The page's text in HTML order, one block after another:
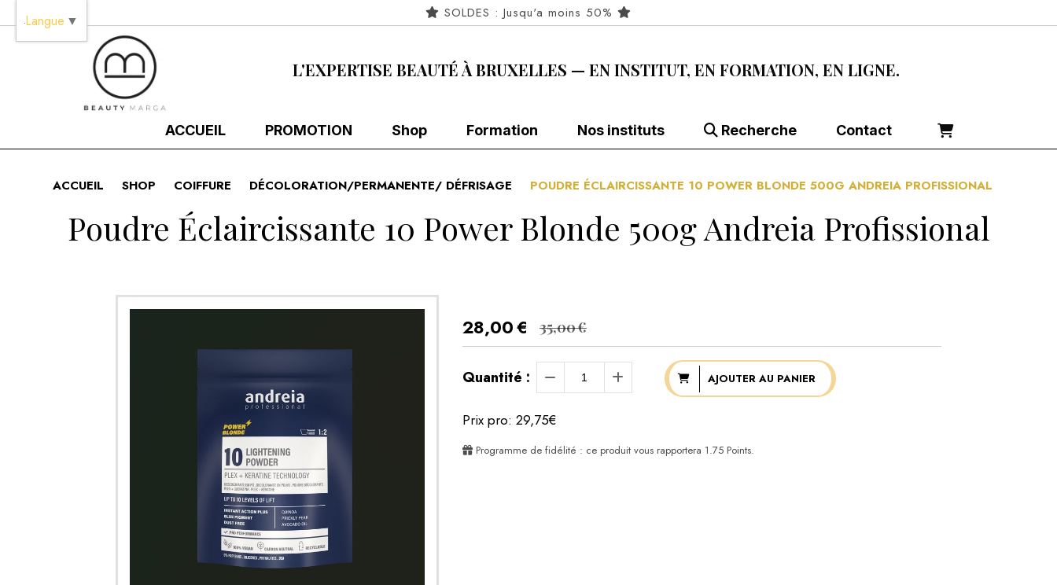
SOLDES : Jusqu'a moins 50%
L'EXPERTISE BEAUTÉ À BRUXELLES — EN INSTITUT, EN FORMATION, EN LIGNE.
ACCUEIL PROMOTION Shop Formation Nos instituts Recherche Contact
ACCUEIL SHOP COIFFURE DÉCOLORATION/PERMANENTE/ DÉFRISAGE POUDRE ÉCLAIRCISSANTE 10 POWER BLONDE 500G ANDREIA PROFISSIONAL
Poudre Éclaircissante 10 Power Blonde 500g Andreia Profissional
28,00€ 35,00€
Quantité : AJOUTER AU PANIER
Prix pro: 29,75€
Programme de fidélité : ce produit vous rapportera 1.75Points.
Langue ▼